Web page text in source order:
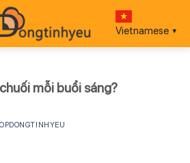
Vietnamese ▼
mỗi buổi sáng?